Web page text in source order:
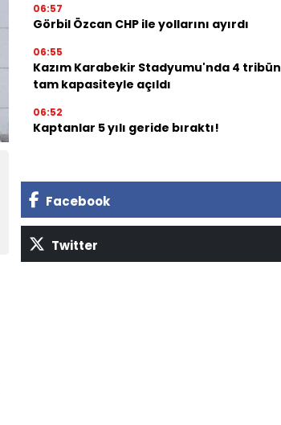
06:57
Görbil Özcan CHP ile yollarını ayırdı
06:55
Kazım Karabekir Stadyumu'nda 4 tribün
tam kapasiteyle açıldı
06:52
Kaptanlar 5 yılı geride bıraktı!
Facebook
Twitter